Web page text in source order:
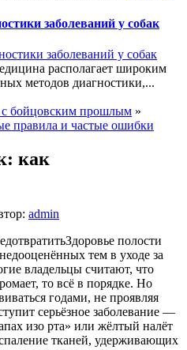
заболеваний у собак
располагает широким
методов диагностики,...
с бойцовским прошлым »
правила и частые ошибки
как
admin
Здоровье полости
тем в уходе за
владельцы считают, что
то всё в порядке. Но
годами, не проявляя
серьёзное заболевание —
изо рта» или жёлтый налёт
тканей, удерживающих